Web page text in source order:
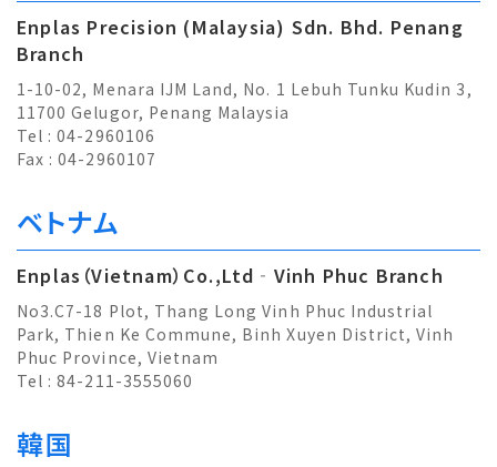
Enplas Precision (Malaysia) Sdn. Bhd. Penang
Branch
1-10-02, Menara IJM Land, No. 1 Lebuh Tunku Kudin 3,
11700 Gelugor, Penang Malaysia
Tel : 04-2960106
Fax : 04-2960107
ベトナム
Enplas（Vietnam）Co.,Ltd‐Vinh Phuc Branch
No3.C7-18 Plot, Thang Long Vinh Phuc Industrial
Park, Thien Ke Commune, Binh Xuyen District, Vinh
Phuc Province, Vietnam
Tel : 84-211-3555060
韓国